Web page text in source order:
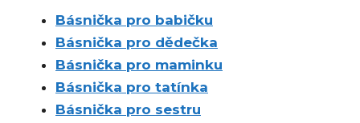
Básnička pro babičku
Básnička pro dědečka
Básnička pro maminku
Básnička pro tatínka
Básnička pro sestru